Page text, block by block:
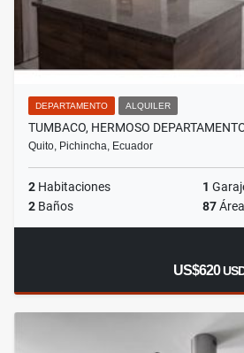
DEPARTAMENTO ALQUILER
TUMBACO, HERMOSO
Quito, Pichincha, Ecuador
2 Habitaciones 1
2 Baños 87
US$620